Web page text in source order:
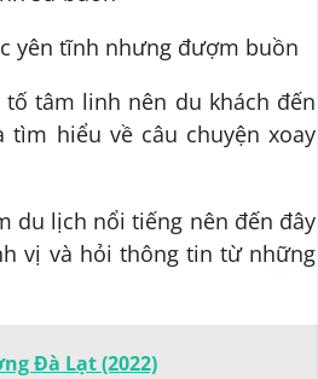
yên tĩnh nhưng đượm buồn
tâm linh nên du khách đến
hiểu về câu chuyện xoay
du lịch nổi tiếng nên đến đây
vị và hỏi thông tin từ những
Đà Lạt (2022)